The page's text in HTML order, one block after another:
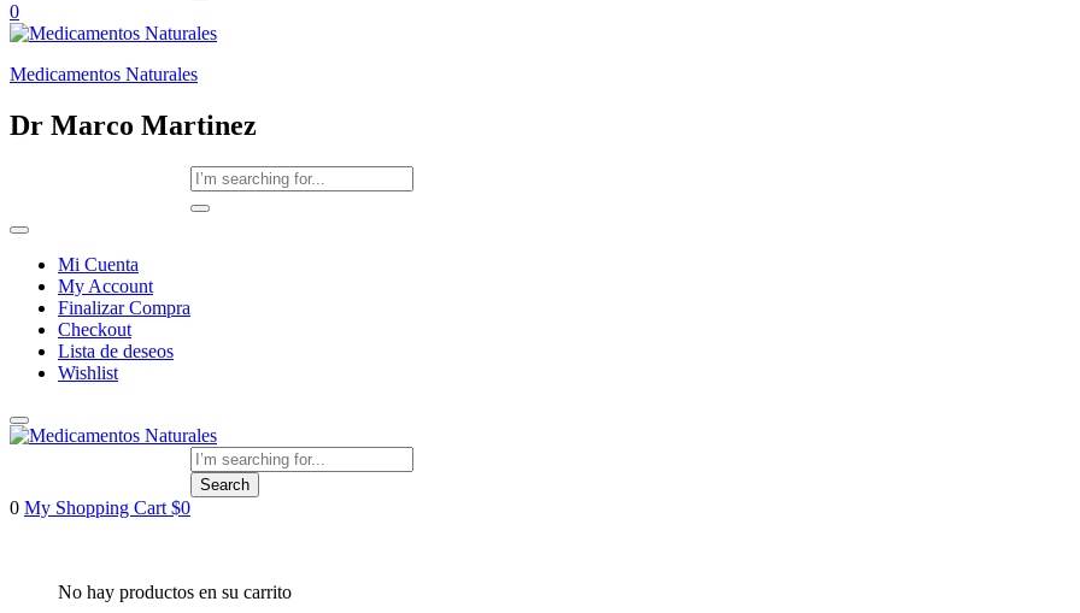
0
Medicamentos Naturales
Dr Marco Martinez
Mi Cuenta
My Account
Finalizar Compra
Checkout
Lista de deseos
Wishlist
Search
0 My Shopping Cart $0